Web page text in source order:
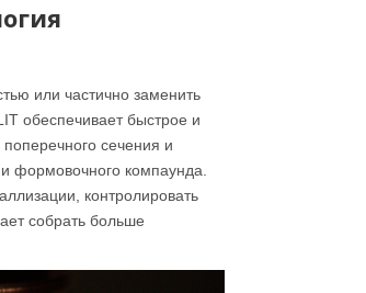
или частично заменить
обеспечивает быстрое и
сечения и
и формовочного компаунда.
контролировать
собрать больше